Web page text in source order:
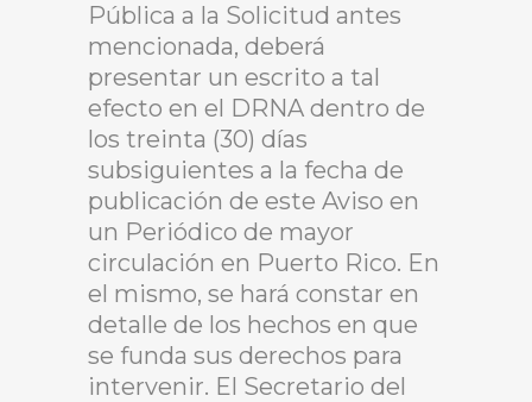
Pública a la Solicitud antes
mencionada, deberá
presentar un escrito a tal
efecto en el DRNA dentro de
los treinta (30) días
subsiguientes a la fecha de
publicación de este Aviso en
un Periódico de mayor
circulación en Puerto Rico. En
el mismo, se hará constar en
detalle de los hechos en que
se funda sus derechos para
intervenir. El Secretario del